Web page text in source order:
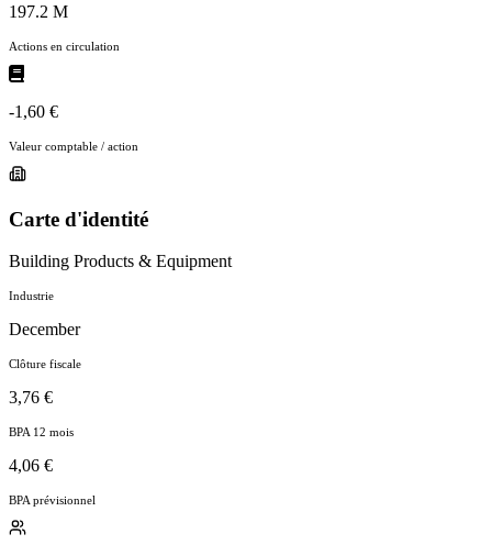
197.2 M
Actions en circulation
-1,60 €
Valeur comptable / action
Carte d'identité
Building Products & Equipment
Industrie
December
Clôture fiscale
3,76 €
BPA 12 mois
4,06 €
BPA prévisionnel